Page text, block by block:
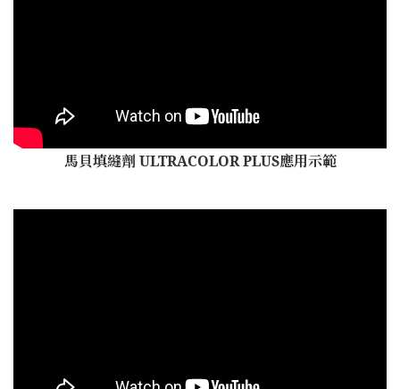
馬貝填縫劑 ULTRACOLOR PLUS應用示範